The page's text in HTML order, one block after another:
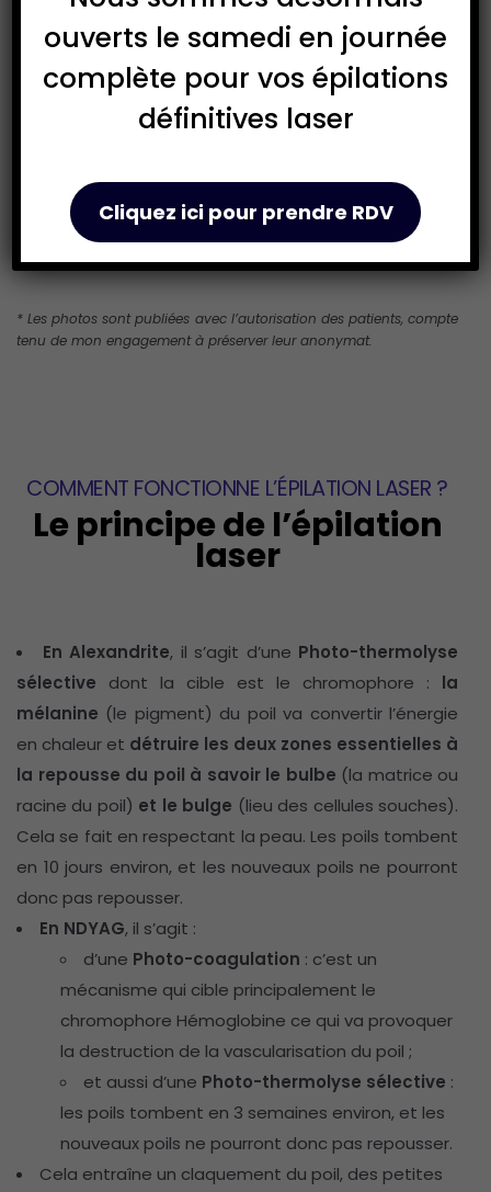
laser avant après
Ces exemples de traitements ne sont
présentés qu’à titre informatif. Je pourrai vous
consultation, pour vous illustrer les différentes
techniques, et afin de vous aider dans votre
* Les photos sont publiées avec l’autorisation des patients, compte
tenu de mon engagement à préserver leur anonymat.
COMMENT FONCTIONNE L’ÉPILATION LASER ?
Le principe de l’épilation
laser
En Alexandrite, il s’agit d’une Photo-thermolyse
sélective dont la cible est le chromophore : la
mélanine (le pigment) du poil va convertir l’énergie
en chaleur et détruire les deux zones essentielles à
la repousse du poil à savoir le bulbe (la matrice ou
racine du poil) et le bulge (lieu des cellules souches).
Cela se fait en respectant la peau. Les poils tombent
en 10 jours environ, et les nouveaux poils ne pourront
donc pas repousser.
En NDYAG, il s’agit :
d’une Photo-coagulation : c’est un
mécanisme qui cible principalement le
chromophore Hémoglobine ce qui va provoquer
la destruction de la vascularisation du poil ;
et aussi d’une Photo-thermolyse sélective :
les poils tombent en 3 semaines environ, et les
nouveaux poils ne pourront donc pas repousser.
Cela entraîne un claquement du poil, des petites
ouverts le samedi en journée
complète pour vos épilations
définitives laser
Cliquez ici pour prendre RDV